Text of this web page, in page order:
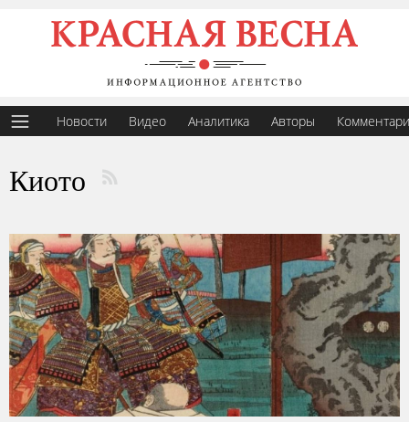
Новости Видео Аналитика Авторы
Киото